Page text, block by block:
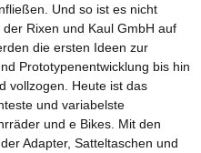
Und so ist es nicht
Rixen und Kaul GmbH auf
die ersten Ideen zur
Prototypenentwicklung bis hin
vollzogen. Heute ist das
und variabelste
und e Bikes. Mit den
Adapter, Satteltaschen und